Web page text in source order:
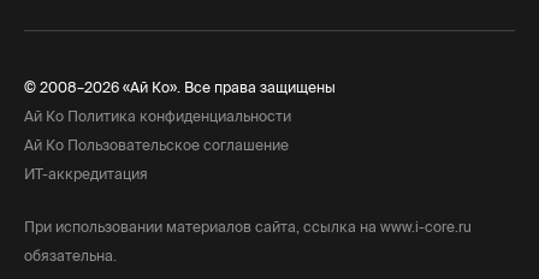
© 2008–2026 «Ай Ко». Все права защищены
Ай Ко Политика конфиденциальности
Ай Ко Пользовательское соглашение
ИТ-аккредитация
При использовании материалов сайта, ссылка на www.i-core.ru
обязательна.